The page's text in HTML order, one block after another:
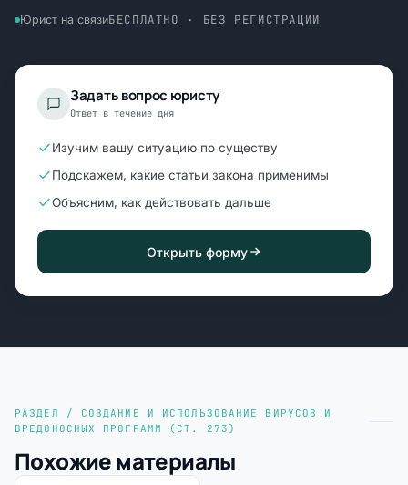
Юрист на связиБЕСПЛАТНО · БЕЗ РЕГИСТРАЦИИ
Задать вопрос юристу
Ответ в течение дня
Изучим вашу ситуацию по существу
Подскажем, какие статьи закона применимы
Объясним, как действовать дальше
Открыть форму
РАЗДЕЛ / СОЗДАНИЕ И ИСПОЛЬЗОВАНИЕ ВИРУСОВ И
ВРЕДОНОСНЫХ ПРОГРАММ (СТ. 273)
Похожие материалы